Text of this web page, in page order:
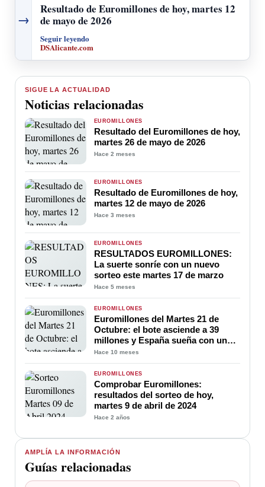
→
Resultado de Euromillones de hoy, martes 12
de mayo de 2026
Seguir leyendo
DSAlicante.com
AMPLÍA LA INFORMACIÓN
Guías relacionadas
SIGUE LA ACTUALIDAD
Noticias relacionadas
EUROMILLONES
Resultado del Euromillones de hoy,
martes 26 de mayo de 2026
Hace 2 meses
EUROMILLONES
Resultado de Euromillones de hoy,
martes 12 de mayo de 2026
Hace 3 meses
EUROMILLONES
RESULTADOS EUROMILLONES:
La suerte sonríe con un nuevo
sorteo este martes 17 de marzo
Hace 5 meses
EUROMILLONES
Euromillones del Martes 21 de
Octubre: el bote asciende a 39
millones y España sueña con un
nuevo millonario
Hace 10 meses
EUROMILLONES
Comprobar Euromillones:
resultados del sorteo de hoy,
martes 9 de abril de 2024
Hace 2 años